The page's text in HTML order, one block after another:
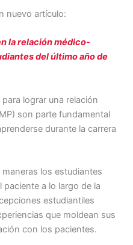
a
t
nuevo artículo:
la relación médico-
del último año de
lograr una relación
son parte fundamental
durante la carrera
los estudiantes
a lo largo de la
estudiantiles
que moldean sus
con los pacientes.